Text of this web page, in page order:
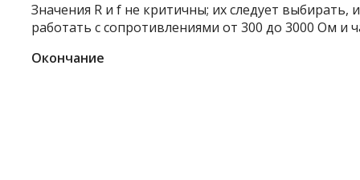
Значения R и f не критичны; их следует
работать с сопротивлениями от 300 до 3000 Ом и
Окончание